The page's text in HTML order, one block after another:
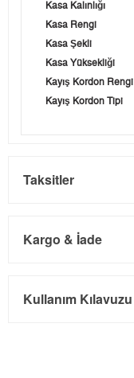
Kasa Kalınlığı
Kasa Rengi
Kasa Şekli
Kasa Yüksekliği
Kayış Kordon Rengi
Kayış Kordon Tipi
Taksitler
Kargo & İade
Kullanım Kılavuzu